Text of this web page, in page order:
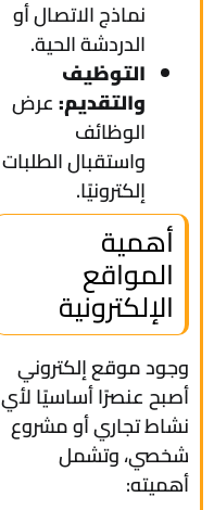
نماذج الاتصال أو
الدردشة الحية.
التوظيف
والتقديم:عرض
الوظائف
واستقبال الطلبات
إلكترونيًا.
أهمية
المواقع
الإلكترونية
وجود موقع إلكتروني
أصبح عنصرًا أساسيًا لأي
نشاط تجاري أو مشروع
شخصي، وتشمل
أهميته: